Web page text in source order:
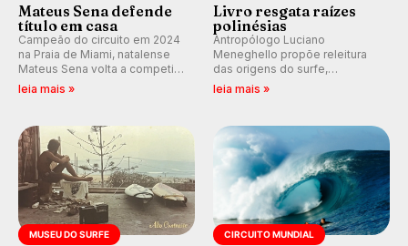
Mateus Sena defende
título em casa
Campeão do circuito em 2024
na Praia de Miami, natalense
Mateus Sena volta a competir
em casa em busca de manter a
hegemonia potiguar em etapa
leia mais »
Livro resgata raízes
polinésias
Antropólogo Luciano
Meneghello propõe releitura
das origens do surfe,
resgatando a cultura polinésia
e questionando a visão
prática em esporte e indústria.
leia mais »
MUSEU DO SURFE CIRCUITO MUNDIAL